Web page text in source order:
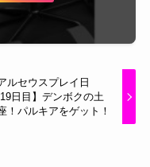
ルセウスプレイ日
日目】デンボクの土
！パルキアをゲット！